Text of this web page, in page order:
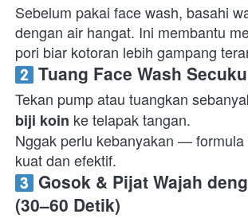
Sebelum pakai face wash, basahi
dengan air hangat. Ini membantu
pori biar kotoran lebih gampang
Tuang Face Wash
Tekan pump atau tuangkan
biji koin ke telapak tangan.
Nggak perlu kebanyakan — formula
kuat dan efektif.
Gosok & Pijat Wajah
(30–60 Detik)